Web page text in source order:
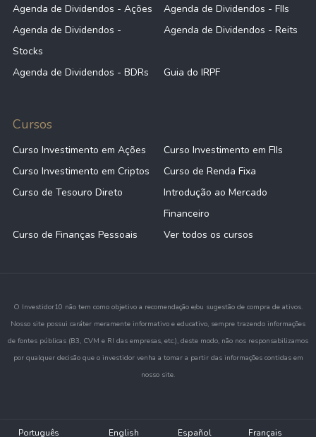
Agenda de Dividendos - Ações
Agenda de Dividendos - FIIs
Agenda de Dividendos -
Stocks
Agenda de Dividendos - Reits
Agenda de Dividendos - BDRs Guia do IRPF
Cursos
Curso Investimento em Ações
Curso Investimento em FIIs
Curso Investimento em Criptos
Curso de Renda Fixa
Curso de Tesouro Direto
Introdução ao Mercado
Financeiro
Curso de Finanças Pessoais
Ver todos os cursos
O Investidor10 não tem como objetivo a recomendação e/ou sugestão de compra de ativos.
Nosso site possui caráter meramente informativo e educativo, sempre trazendo informações
de fontes públicas (B3, CVM e RI das empresas, etc.), deste modo, não nos responsabilizamos
por qualquer decisão que o investidor venha a tomar a partir das informações contidas em
nosso site.
Português English Español Français